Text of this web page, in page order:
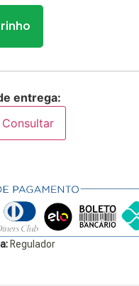
entrega:
Consultar
Regulador